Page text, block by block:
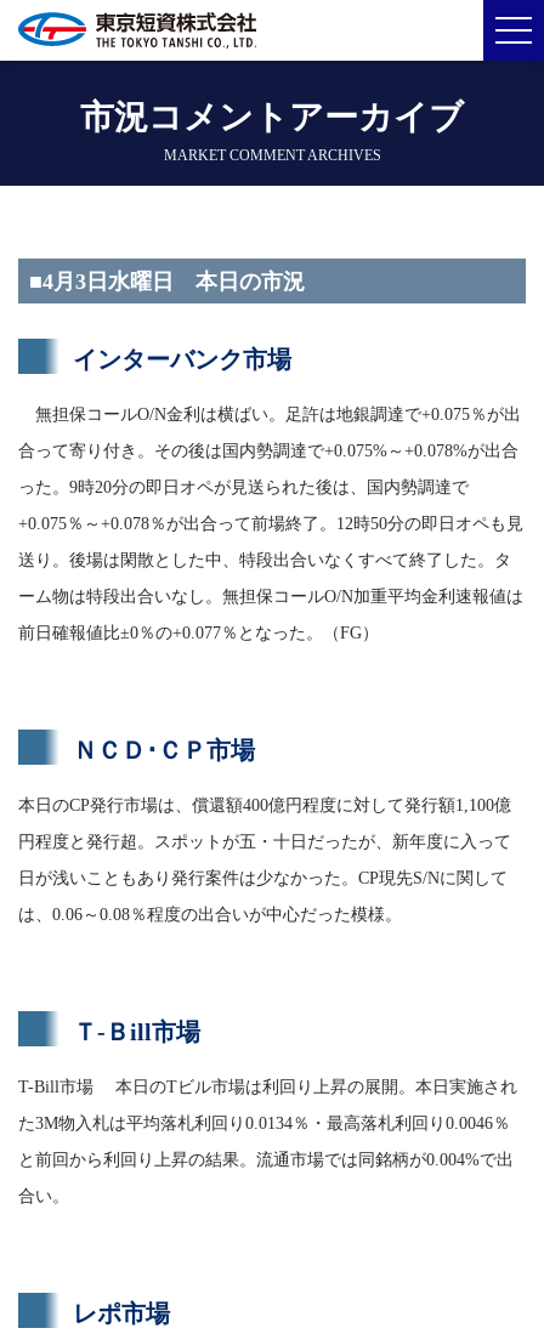
市況コメントアーカイブ
MARKET COMMENT ARCHIVES
■4月3日水曜日 本日の市況
インターバンク市場
無担保コールO/N金利は横ばい。足許は地銀調達で+0.075％が出
合って寄り付き。その後は国内勢調達で+0.075%～+0.078%が出合
った。9時20分の即日オペが見送られた後は、国内勢調達で
+0.075％～+0.078％が出合って前場終了。12時50分の即日オペも見
送り。後場は閑散とした中、特段出合いなくすべて終了した。タ
ーム物は特段出合いなし。無担保コールO/N加重平均金利速報値は
前日確報値比±0％の+0.077％となった。（FG）
ＮＣＤ･ＣＰ市場
本日のCP発行市場は、償還額400億円程度に対して発行額1,100億
円程度と発行超。スポットが五・十日だったが、新年度に入って
日が浅いこともあり発行案件は少なかった。CP現先S/Nに関して
は、0.06～0.08％程度の出合いが中心だった模様。
Ｔ-Ｂill市場
T-Bill市場 本日のTビル市場は利回り上昇の展開。本日実施され
た3M物入札は平均落札利回り0.0134％・最高落札利回り0.0046％
と前回から利回り上昇の結果。流通市場では同銘柄が0.004%で出
合い。
レポ市場